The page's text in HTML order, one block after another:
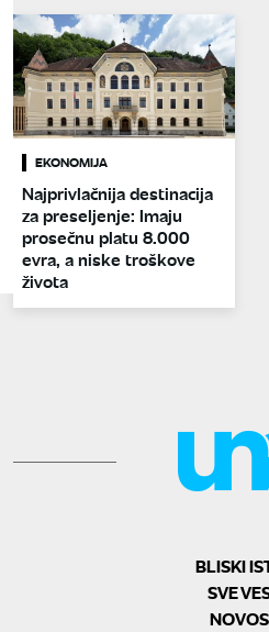
EKONOMIJA
Najprivlačnija destinacija
za preseljenje: Imaju
prosečnu platu 8.000
evra, a niske troškove
života
BLISKI
SVE